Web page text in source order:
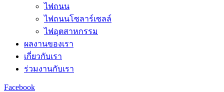
ไฟถนน
ไฟถนนโซลาร์เซลล์
ไฟอุตสาหกรรม
ผลงานของเรา
เกี่ยวกับเรา
ร่วมงานกับเรา
Facebook